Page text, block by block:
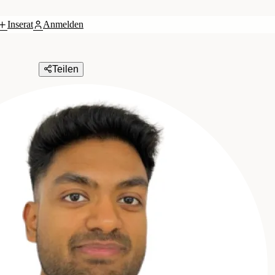
Inserat Anmelden
Teilen
& Co KG